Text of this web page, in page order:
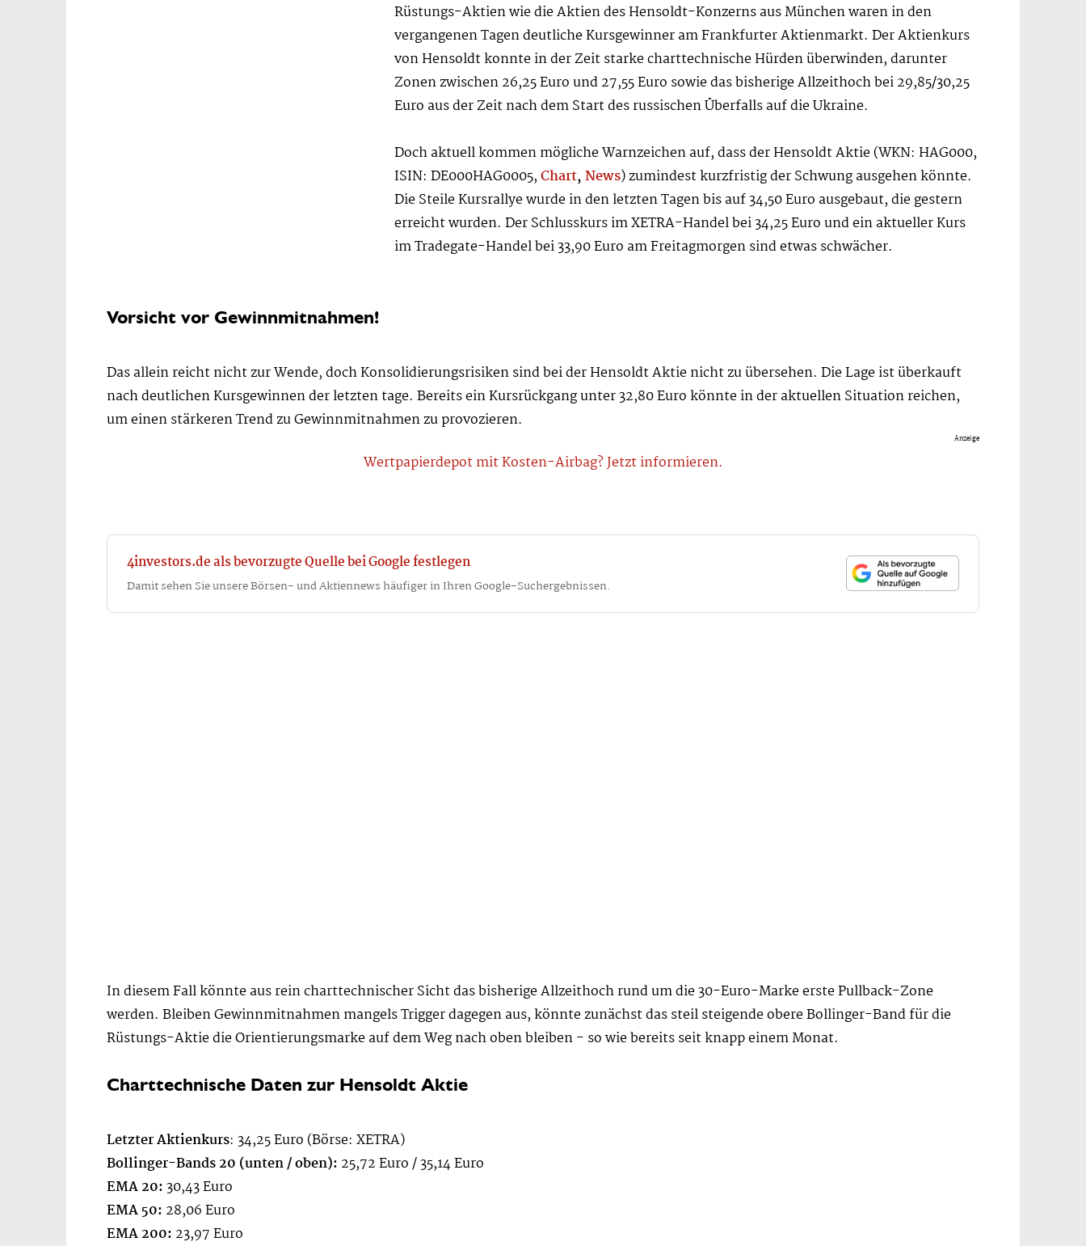
Rüstungs-Aktien wie die Aktien des Hensoldt-Konzerns aus München waren in den
vergangenen Tagen deutliche Kursgewinner am Frankfurter Aktienmarkt. Der Aktienkurs
von Hensoldt konnte in der Zeit starke charttechnische Hürden überwinden, darunter
Zonen zwischen 26,25 Euro und 27,55 Euro sowie das bisherige Allzeithoch bei 29,85/30,25
Euro aus der Zeit nach dem Start des russischen Überfalls auf die Ukraine.
Doch aktuell kommen mögliche Warnzeichen auf, dass der Hensoldt Aktie (WKN: HAG000,
ISIN: DE000HAG0005,Chart,News) zumindest kurzfristig der Schwung ausgehen könnte.
Die Steile Kursrallye wurde in den letzten Tagen bis auf 34,50 Euro ausgebaut, die gestern
erreicht wurden. Der Schlusskurs im XETRA-Handel bei 34,25 Euro und ein aktueller Kurs
im Tradegate-Handel bei 33,90 Euro am Freitagmorgen sind etwas schwächer.
Vorsicht vor Gewinnmitnahmen!
Das allein reicht nicht zur Wende, doch Konsolidierungsrisiken sind bei der Hensoldt Aktie nicht zu übersehen. Die Lage ist überkauft
nach deutlichen Kursgewinnen der letzten tage. Bereits ein Kursrückgang unter 32,80 Euro könnte in der aktuellen Situation reichen,
um einen stärkeren Trend zu Gewinnmitnahmen zu provozieren.
Anzeige
Wertpapierdepot mit Kosten-Airbag? Jetzt informieren.
4investors.de als bevorzugte Quelle bei Google festlegen
Damit sehen Sie unsere Börsen- und Aktiennews häufiger in Ihren Google-Suchergebnissen.
In diesem Fall könnte aus rein charttechnischer Sicht das bisherige Allzeithoch rund um die 30-Euro-Marke erste Pullback-Zone
werden. Bleiben Gewinnmitnahmen mangels Trigger dagegen aus, könnte zunächst das steil steigende obere Bollinger-Band für die
Rüstungs-Aktie die Orientierungsmarke auf dem Weg nach oben bleiben - so wie bereits seit knapp einem Monat.
Charttechnische Daten zur Hensoldt Aktie
Letzter Aktienkurs: 34,25 Euro (Börse: XETRA)
Bollinger-Bands 20 (unten / oben): 25,72 Euro / 35,14 Euro
EMA 20:30,43 Euro
EMA 50: 28,06 Euro
EMA 200: 23,97 Euro